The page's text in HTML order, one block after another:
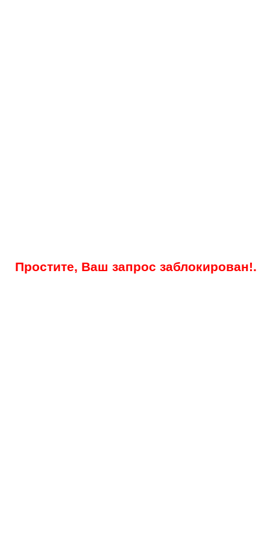
Простите, Ваш запрос заблокирован!.